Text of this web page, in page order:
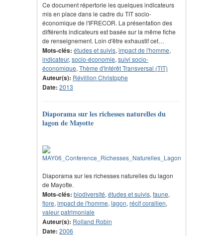
Ce document répertorie les quelques indicateurs
mis en place dans le cadre du TIT socio-
économique de l'IFRECOR. La présentation des
différents indicateurs est basée sur la même fiche
de renseignement. Loin d'être exhaustif cet…
Mots-clés: études et suivis, impact de l'homme,
indicateur, socio-économie, suivi socio-
économique, Thème d'Intérêt Transversal (TIT)
Auteur(s): Révillion Christophe
Date: 2013
Diaporama sur les richesses naturelles du
lagon de Mayotte
Diaporama sur les richesses naturelles du lagon
de Mayotte.
Mots-clés: biodiversité, études et suivis, faune,
flore, impact de l'homme, lagon, récif corallien,
valeur patrimoniale
Auteur(s): Rolland Robin
Date: 2006